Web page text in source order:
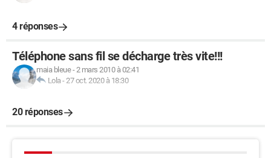
4 réponses
Téléphone sans fil se décharge très vite!!!
maia bleue-2 mars 2010 à 02:41
Lola -27 oct. 2020 à 18:30
20 réponses